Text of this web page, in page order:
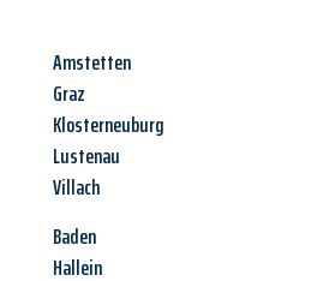
Amstetten
Graz
Klosterneuburg
Lustenau
Villach
Baden
Hallein